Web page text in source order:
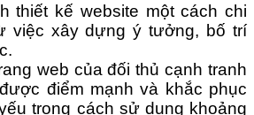
thiết kế website một cách chi
việc xây dựng ý tưởng, bố trí
web của đối thủ cạnh tranh
điểm mạnh và khắc phục
trong cách sử dụng khoảng